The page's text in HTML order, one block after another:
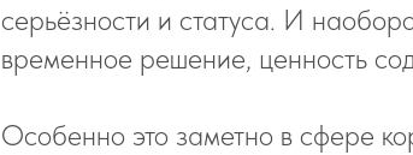
серьёзности и статуса. И
временное решение, ценность
Особенно это заметно в сфере